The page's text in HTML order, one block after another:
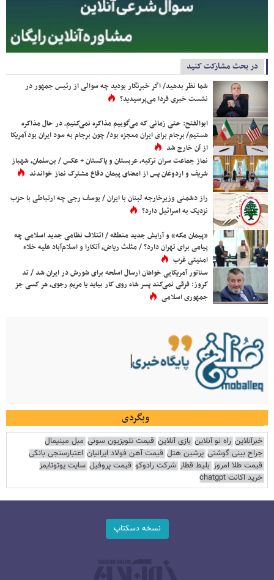
در بحث مشارکت کنید
شما نظر بدهید/ اگر خبرنگار بودید چه سوالی از رئیس جمهور در
نشست خبری فردا می‌پرسیدید؟
ابوالفتح: حتی زمانی که می‌گوییم مذاکره نمی‌کنیم، در حال مذاکره
هستیم/ برجام برای ایران معجزه بود/ چون برجام به سود ایران بود آمریکا
از آن خارج شد
نماز جماعت سران ترکیه، عربستان و پاکستان + عکس / بن‌سلمان، شهباز
شریف و اردوغان پس از امضای پیمان دفاع مشترک نماز خواندند
راز دشمنی وزیرخارجه لبنان با ایران / یوسف رجی چه ارتباطی با حزب
نزدیک به اسرائیل دارد؟
«پیمان مکه» و آرایش جدید منطقه / ائتلاف نظامی جدید اسلامی چه
پیامی برای تهران دارد؟ / مثلث ریاض، آنکارا و اسلام‌آباد علیه خلاء
امنیتی غرب
سناتور آمریکایی خواهان ارسال اسلحه برای شورش در ایران شد / تد
کروز: فرقی نمی‌کند پسر شاه روی کار بیاید یا مریم رجوی، هر کسی جز
جمهوری اسلامی
وبگردی
خبرآنلاین راه نو آنلاین بازی آنلاین قیمت تلویزیون سونی مبل مینیمال
جراح بینی گوشتی پرشین هتل قیمت آهن فولاد ایرانیان اعتبارسنجی بانکی
قیمت طلا امروز بلیط قطار شرکت رادوکو قیمت پروفیل سایت یوتوتایمز
خرید اکانت chatgpt
نسخه دسکتاپ